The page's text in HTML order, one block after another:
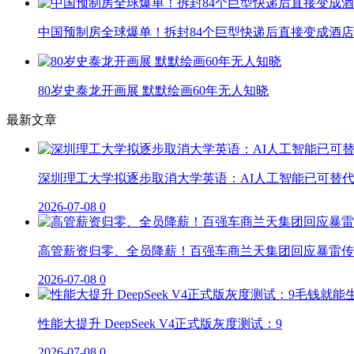
中国预制房全球爆单！拆封84个巨型快递后直接变成酒店
80岁史泰龙开画展 默默绘画60年无人知晓
最新文章
深圳理工大学拟逐步取消大学英语：AI人工智能已可替代
2026-07-08 0
高管薪资归零、全员降薪！百强车商兰天集团回应暴雷
2026-07-08 0
性能大提升 DeepSeek V4正式版灰度测试：9